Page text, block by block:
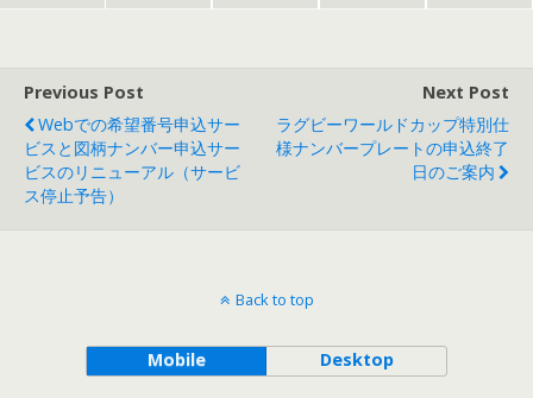
Previous Post
Webでの希望番号申込サー
ビスと図柄ナンバー申込サー
ビスのリニューアル（サービ
ス停止予告）
Next Post
ラグビーワールドカップ特別仕
様ナンバープレートの申込終了
日のご案内
Back to top
Mobile Desktop